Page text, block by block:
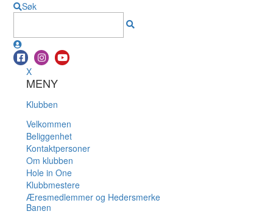
Søk
X
MENY
Klubben
Velkommen
Beliggenhet
Kontaktpersoner
Om klubben
Hole in One
Klubbmestere
Æresmedlemmer og Hedersmerke
Banen